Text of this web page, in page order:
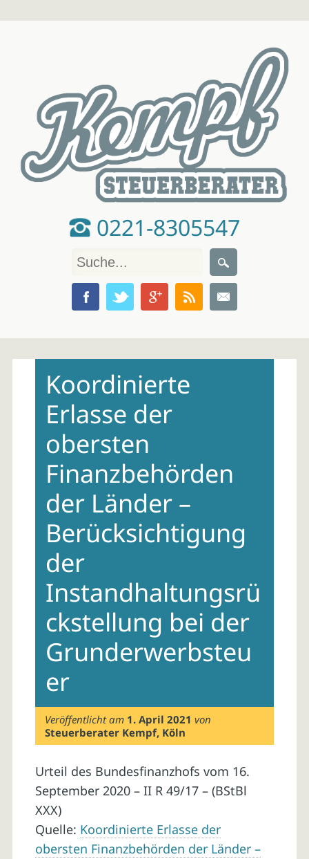
0221-8305547
contentKoordinierte
Erlasse der
obersten
Finanzbehörden
der Länder –
Berücksichtigung
der
Instandhaltungsrü
ckstellung bei der
Grunderwerbsteu
er
Veröffentlicht am 1. April 2021 von
Steuerberater Kempf, Köln
Urteil des Bundesfinanzhofs vom 16.
September 2020 – II R 49/17 – (BStBl
XXX)
Quelle: Koordinierte Erlasse der
obersten Finanzbehörden der Länder –